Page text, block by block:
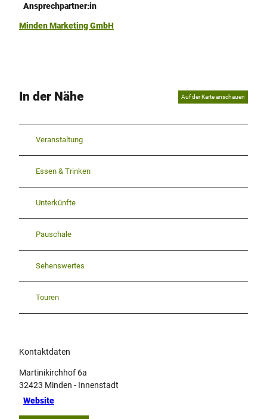
Ansprechpartner:in
Minden Marketing GmbH
In der Nähe Auf der Karte anschauen
Veranstaltung
Essen & Trinken
Unterkünfte
Pauschale
Sehenswertes
Touren
Kontaktdaten
Martinikirchhof 6a
32423 Minden - Innenstadt
Website